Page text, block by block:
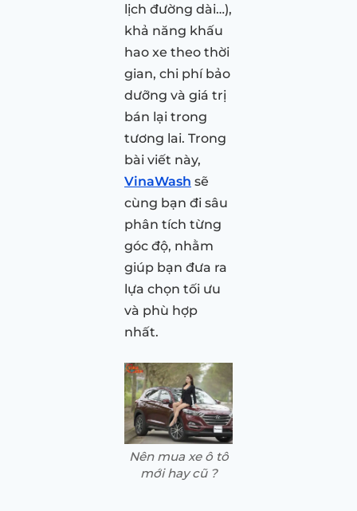
lịch đường dài…),
khả năng khấu
hao xe theo thời
gian, chi phí bảo
dưỡng và giá trị
bán lại trong
tương lai. Trong
bài viết này,
VinaWash sẽ
cùng bạn đi sâu
phân tích từng
góc độ, nhằm
giúp bạn đưa ra
lựa chọn tối ưu
và phù hợp
nhất.
Nên mua xe ô tô
mới hay cũ ?